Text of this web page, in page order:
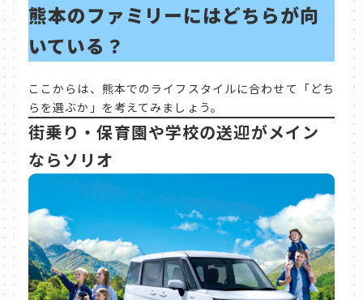
熊本のファミリーにはどちらが向
いている？
ここからは、熊本でのライフスタイルに合わせて「どち
らを選ぶか」を考えてみましょう。
街乗り・保育園や学校の送迎がメイン
ならソリオ